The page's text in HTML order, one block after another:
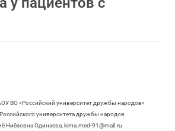
ВО «Российский университет дружбы народов»
университета дружбы народов
Ниёзовна Одинаева, kima.med-91@mail.ru